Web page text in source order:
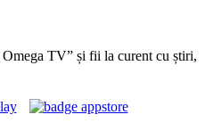
TV” și fii la curent cu știri,